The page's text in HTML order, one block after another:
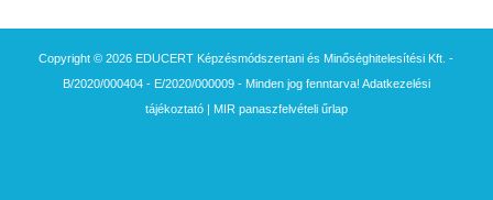
Copyright © 2026 EDUCERT Képzésmódszertani és Minőséghitelesítési Kft. -
B/2020/000404 - E/2020/000009 - Minden jog fenntarva! Adatkezelési
tájékoztató| MIR panaszfelvételi űrlap